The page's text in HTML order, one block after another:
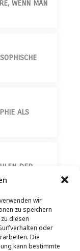
wir
zu speichern
diesen
oder
Die
kann bestimmte
WENN MAN
ALS
DER